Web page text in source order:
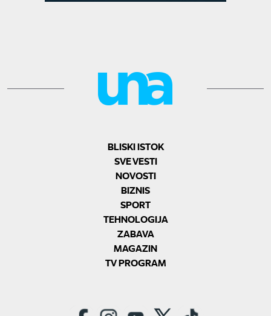
BLISKI ISTOK
SVE VESTI
NOVOSTI
BIZNIS
SPORT
TEHNOLOGIJA
ZABAVA
MAGAZIN
TV PROGRAM